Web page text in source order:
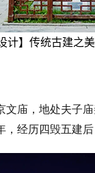
庙，地处夫子
，经历四毁五建